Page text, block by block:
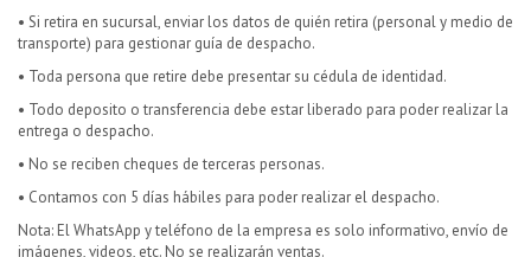
• Si retira en sucursal, enviar los datos de quién retira (personal y medio de
transporte) para gestionar guía de despacho.
• Toda persona que retire debe presentar su cédula de identidad.
• Todo deposito o transferencia debe estar liberado para poder realizar la
entrega o despacho.
• No se reciben cheques de terceras personas.
• Contamos con 5 días hábiles para poder realizar el despacho.
Nota: El WhatsApp y teléfono de la empresa es solo informativo, envío de
imágenes, videos, etc. No se realizarán ventas.